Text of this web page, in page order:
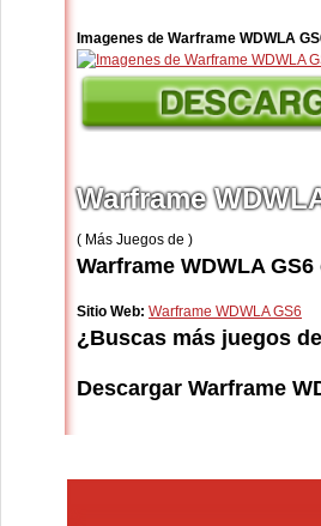
Imagenes de Warframe WDWLA
Warframe
( Más Juegos de )
Warframe WDWLA GS6
Sitio Web: Warframe WDWLA GS6
¿Buscas más juegos
Descargar Warframe